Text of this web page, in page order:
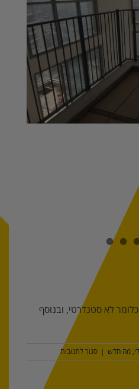
לא סטנדרטי, ובנוסף
, מה חדש סגור לתגובותעל
גדר
מעקה,
נתניה